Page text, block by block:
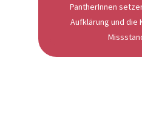
PantherInnen
Aufklärung und die